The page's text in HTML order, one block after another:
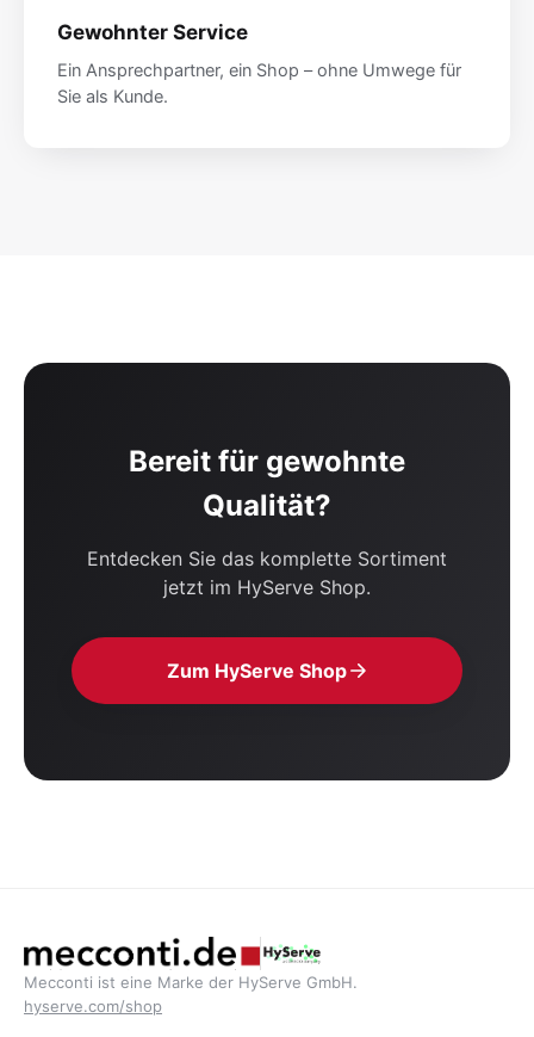
Gewohnter Service
Ein Ansprechpartner, ein Shop – ohne Umwege für
Sie als Kunde.
Bereit für gewohnte
Qualität?
Entdecken Sie das komplette Sortiment
jetzt im HyServe Shop.
Zum HyServe Shop
Mecconti ist eine Marke der HyServe GmbH.
hyserve.com/shop